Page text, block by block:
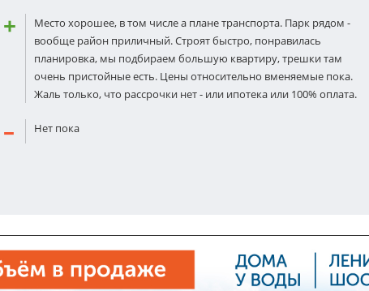
Место хорошее, в том числе а плане транспорта. Парк рядом -
вообще район приличный. Строят быстро, понравилась
планировка, мы подбираем большую квартиру, трешки там
очень пристойные есть. Цены относительно вменяемые пока.
Жаль только, что рассрочки нет - или ипотека или 100% оплата.
Нет пока